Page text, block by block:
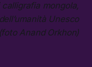
mongola,
Unesco
(foto Anand Orkhon)